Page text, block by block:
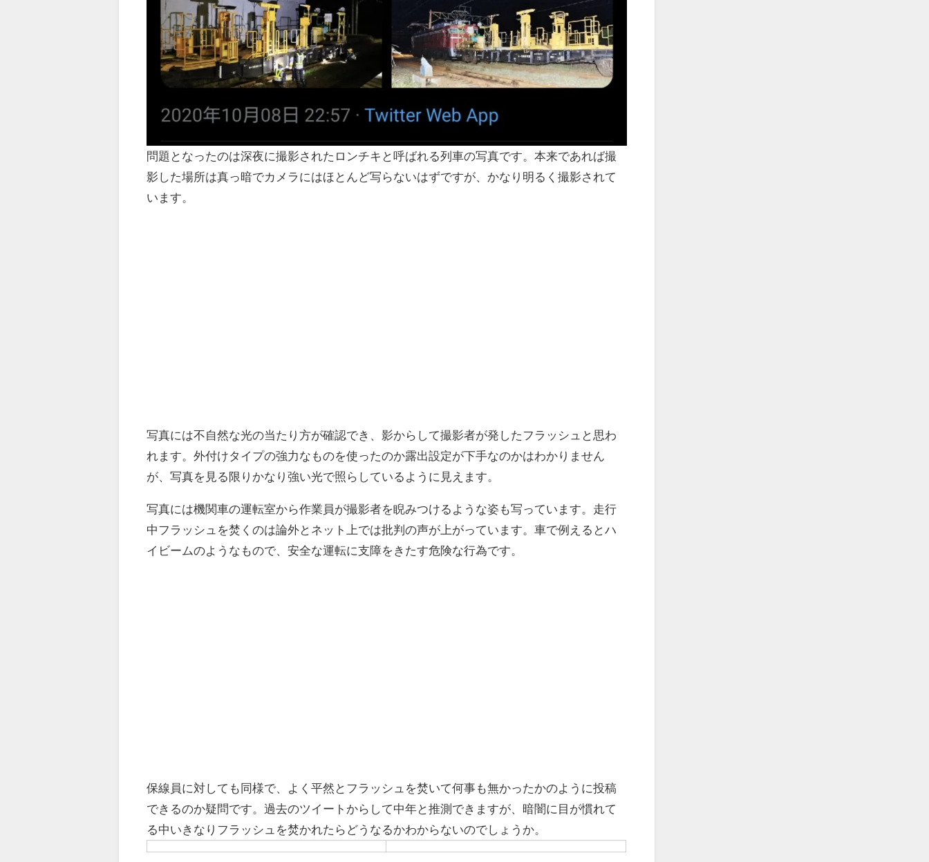
問題となったのは深夜に撮影されたロンチキと呼ばれる列車の写真です。本来であれば撮
影した場所は真っ暗でカメラにはほとんど写らないはずですが、かなり明るく撮影されて
います。
写真には不自然な光の当たり方が確認でき、影からして撮影者が発したフラッシュと思わ
れます。外付けタイプの強力なものを使ったのか露出設定が下手なのかはわかりません
が、写真を見る限りかなり強い光で照らしているように見えます。
写真には機関車の運転室から作業員が撮影者を睨みつけるような姿も写っています。走行
中フラッシュを焚くのは論外とネット上では批判の声が上がっています。車で例えるとハ
イビームのようなもので、安全な運転に支障をきたす危険な行為です。
保線員に対しても同様で、よく平然とフラッシュを焚いて何事も無かったかのように投稿
できるのか疑問です。過去のツイートからして中年と推測できますが、暗闇に目が慣れて
る中いきなりフラッシュを焚かれたらどうなるかわからないのでしょうか。